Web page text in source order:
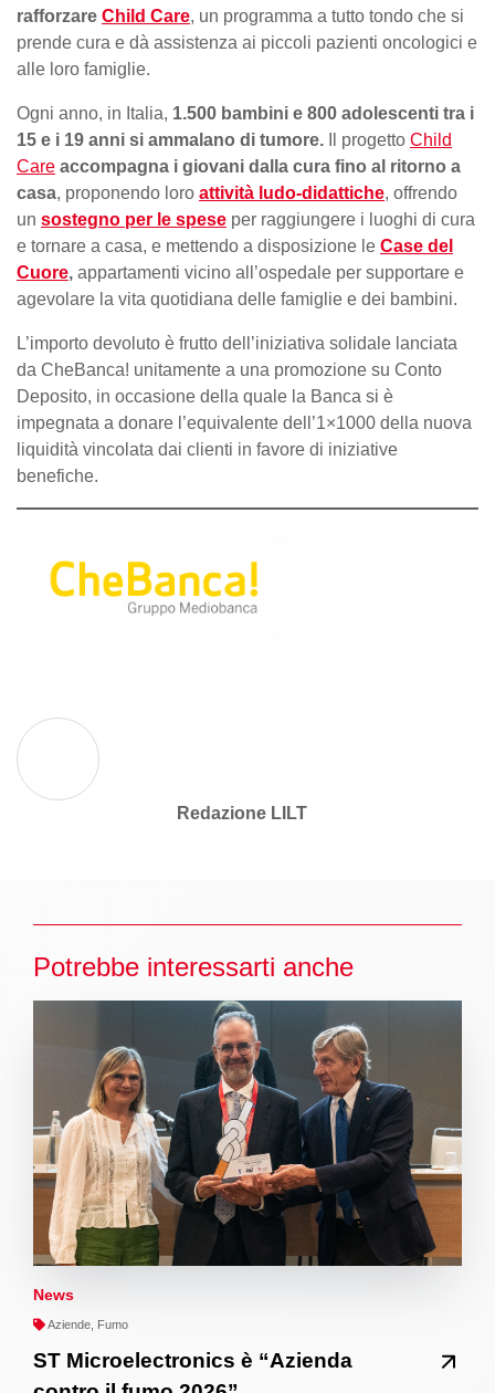
rafforzare Child Care, un programma a tutto tondo che si
prende cura e dà assistenza ai piccoli pazienti oncologici e
alle loro famiglie.
Ogni anno, in Italia, 1.500 bambini e 800 adolescenti tra i
15 e i 19 anni si ammalano di tumore.
Il progetto Child
Care accompagna i giovani dalla cura fino al ritorno a
casa, proponendo loro attività ludo-didattiche, offrendo
un sostegno per le spese per raggiungere i luoghi di cura
e tornare a casa, e mettendo a disposizione le Case del
Cuore, appartamenti vicino all’ospedale per supportare e
agevolare la vita quotidiana delle famiglie e dei bambini.
L’importo devoluto è frutto dell’iniziativa solidale lanciata
da CheBanca! unitamente a una promozione su Conto
Deposito, in occasione della quale la Banca si è
impegnata a donare l’equivalente dell’1×1000 della nuova
liquidità vincolata dai clienti in favore di iniziative
benefiche.
Redazione LILT
Potrebbe interessarti anche
News
Aziende, Fumo
ST Microelectronics è “Azienda